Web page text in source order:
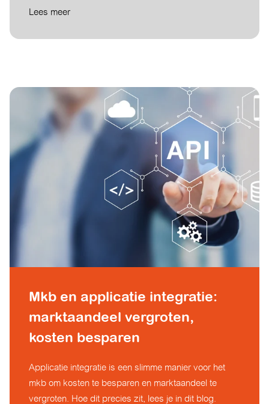
Lees meer
Mkb en applicatie integratie:
marktaandeel vergroten,
kosten besparen
Applicatie integratie is een slimme manier voor het
mkb om kosten te besparen en marktaandeel te
vergroten. Hoe dit precies zit, lees je in dit blog.